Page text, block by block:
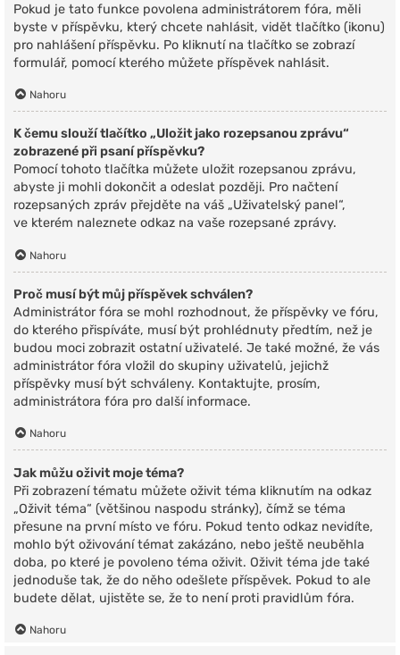
Pokud je tato funkce povolena administrátorem fóra, měli
byste v příspěvku, který chcete nahlásit, vidět tlačítko (ikonu)
pro nahlášení příspěvku. Po kliknutí na tlačítko se zobrazí
formulář, pomocí kterého můžete příspěvek nahlásit.
Nahoru
K čemu slouží tlačítko „Uložit jako rozepsanou zprávu“
zobrazené při psaní příspěvku?
Pomocí tohoto tlačítka můžete uložit rozepsanou zprávu,
abyste ji mohli dokončit a odeslat později. Pro načtení
rozepsaných zpráv přejděte na váš „Uživatelský panel“,
ve kterém naleznete odkaz na vaše rozepsané zprávy.
Nahoru
Proč musí být můj příspěvek schválen?
Administrátor fóra se mohl rozhodnout, že příspěvky ve fóru,
do kterého přispíváte, musí být prohlédnuty předtím, než je
budou moci zobrazit ostatní uživatelé. Je také možné, že vás
administrátor fóra vložil do skupiny uživatelů, jejichž
příspěvky musí být schváleny. Kontaktujte, prosím,
administrátora fóra pro další informace.
Nahoru
Jak můžu oživit moje téma?
Při zobrazení tématu můžete oživit téma kliknutím na odkaz
„Oživit téma“ (většinou naspodu stránky), čímž se téma
přesune na první místo ve fóru. Pokud tento odkaz nevidíte,
mohlo být oživování témat zakázáno, nebo ještě neuběhla
doba, po které je povoleno téma oživit. Oživit téma jde také
jednoduše tak, že do něho odešlete příspěvek. Pokud to ale
budete dělat, ujistěte se, že to není proti pravidlům fóra.
Nahoru